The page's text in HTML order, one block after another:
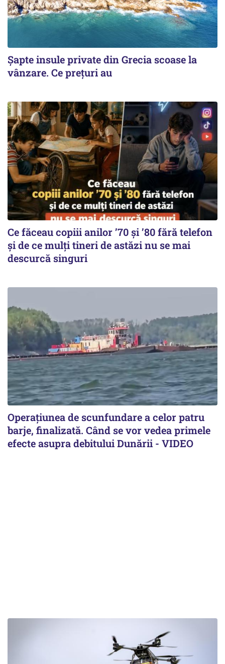
Șapte insule private din Grecia scoase la
vânzare. Ce prețuri au
Ce făceau copiii anilor ’70 și ’80 fără telefon
și de ce mulți tineri de astăzi nu se mai
descurcă singuri
Operațiunea de scunfundare a celor patru
barje, finalizată. Când se vor vedea primele
efecte asupra debitului Dunării - VIDEO